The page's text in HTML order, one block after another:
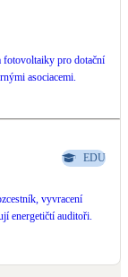
fotovoltaiky pro dotační
asociacemi.
EDU
vyvracení
energetičtí auditoři.